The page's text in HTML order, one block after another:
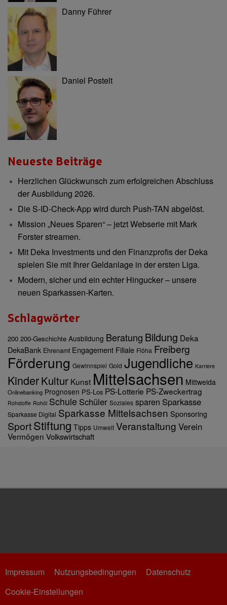
Danny Führer
Daniel Postelt
Neueste Beiträge
Herzlichen Glückwunsch zum erfolgreichen Abschluss
der Ausbildung 2026.
Die S-ID-Check-App wird durch Push-TAN abgelöst.
Mission „Neues Sparen“ – jetzt Webserie mit Mark
Forster streamen.
Mit Deka Investments und den Finanzprofis der Deka
spielen Sie mit Ihrer Geldanlage in der ersten Liga.
Modern, sicher und ein echter Hingucker – unsere
neuen Sparkassen-Karten.
Schlagwörter
200 200-Geschichte Ausbildung Beratung Bildung Deka
DekaBank Ehrenamt Engagement Filiale Flöha Freiberg
Förderung Gewinnspiel Gold Jugendliche Karriere
KinderKultur Kunst Mittelsachsen Mittweida
Onlinebanking Prognosen PS-Los PS-Lotterie PS-Zweckertrag
Rohstoffe Rohöl Schule Schüler Soziales sparen Sparkasse
Sparkasse Digital Sparkasse Mittelsachsen Sponsoring
SportStiftung Tipps Umwelt Veranstaltung Verein
Vermögen Volkswirtschaft
Impressum Nutzungsbedingungen
Datenschutz
Cookie-Einstellungen